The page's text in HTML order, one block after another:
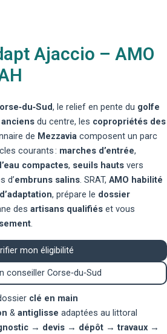
Ajaccio – AMO
, le relief en pente du golfe
du centre, les copropriétés des
de Mezzavia composent un parc
courants : marches d’entrée,
compactes, seuils hauts vers
d’embruns salins. SRAT, AMO habilité
, prépare le dossier
des artisans qualifiés et vous
.
mon éligibilité
conseiller Corse‑du‑Sud
clé en main
& antiglisse adaptées au littoral
→ devis → dépôt → travaux →